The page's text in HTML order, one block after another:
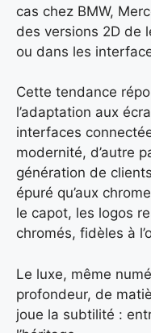
cas chez BMW,
des versions 2D de
ou dans les
Cette tendance
l’adaptation aux
interfaces
modernité, d’autre
génération de
épuré qu’aux
le capot, les logos
chromés, fidèles à
Le luxe, même
profondeur, de
joue la subtilité :